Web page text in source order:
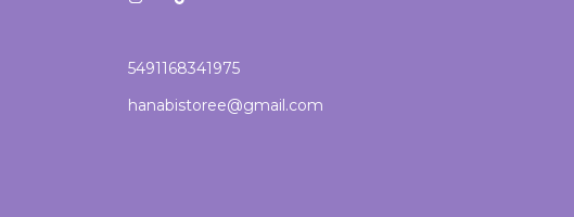
5491168341975
hanabistoree@gmail.com